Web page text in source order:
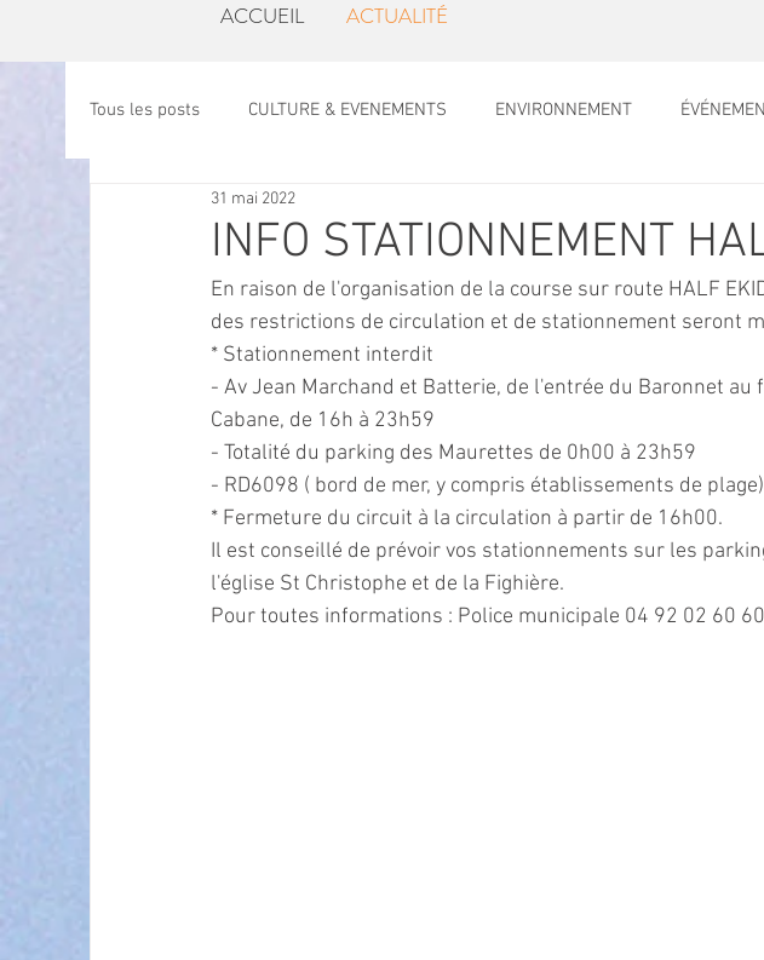
ACCUEIL ACTUALITÉ
Tous les posts CULTURE & EVENEMENTS ENVIRONNEMENT
OFFRES D'EMPLOI
ECO MOBILITE PETITE ENFANCE TOURISME
Instruction Publique & Familles PRESSE TRANSPORT SENIORS
FETES & MANIFESTATIONS SECURITE HANDICAP CENTRE DE
POLE CULTUREL AUGUSTE ESCOFFIER
INFO STATIONNEMENT
31 mai 2022
En raison de l'organisation de la course sur route HALF
des restrictions de circulation et de stationnement seront
* Stationnement interdit
- Av Jean Marchand et Batterie, de l'entrée du Baronnet
Cabane, de 16h à 23h59
- Totalité du parking des Maurettes de 0h00 à 23h59
- RD6098 ( bord de mer, y compris établissements de
* Fermeture du circuit à la circulation à partir de 16h00.
Il est conseillé de prévoir vos stationnements sur les
l'église St Christophe et de la Fighière.
Pour toutes informations : Police municipale 04 92 02 60 60